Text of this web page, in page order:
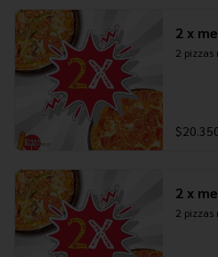
2 x
2 pizzas
2 x
2 pizzas